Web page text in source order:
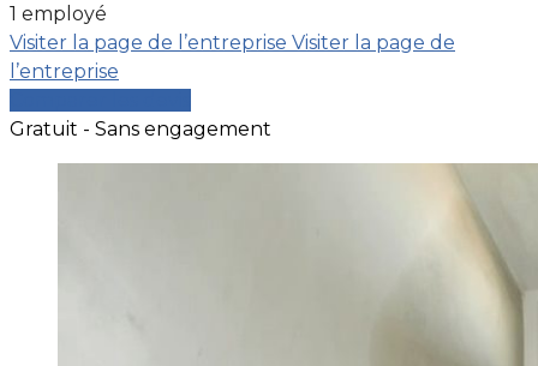
1 employé
Visiter la page de l’entreprise Visiter la page de
l’entreprise
Gratuit - Sans engagement